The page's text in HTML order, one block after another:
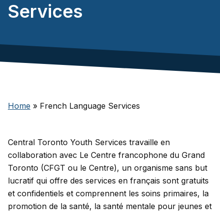
Services
Home » French Language Services
Central Toronto Youth Services travaille en
collaboration avec Le Centre francophone du Grand
Toronto (CFGT ou le Centre), un organisme sans but
lucratif qui offre des services en français sont gratuits
et confidentiels et comprennent les soins primaires, la
promotion de la santé, la santé mentale pour jeunes et